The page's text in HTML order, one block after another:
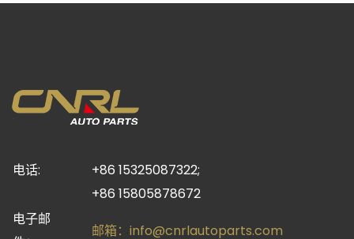
电话:
+86 15325087322;
+86 15805878672
电子邮
邮箱： info@cnrlautoparts.com